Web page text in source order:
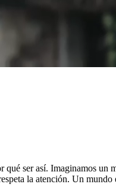
qué ser así. Imaginamos
la atención. Un